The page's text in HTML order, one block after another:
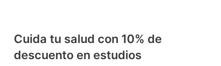
Cuida tu salud con 10% de
descuento en estudios